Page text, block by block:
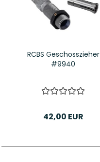
RCBS Geschosszieher
#9940
42,00 EUR